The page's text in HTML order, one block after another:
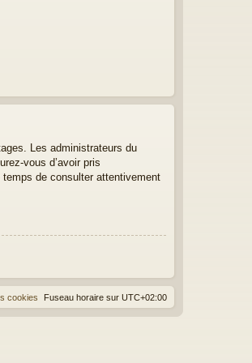
Les administrateurs du
vous d’avoir pris
de consulter attentivement
Fuseau horaire sur UTC+02:00
cookies